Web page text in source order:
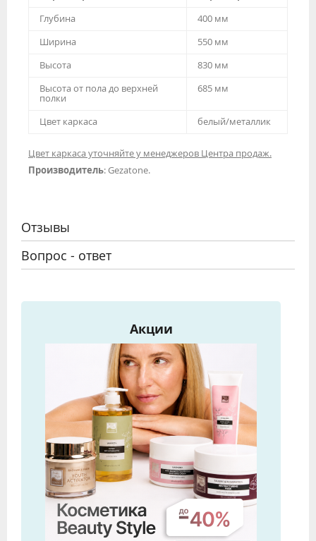
Глубина
400 мм
Ширина
550 мм
Высота
830 мм
Высота от пола до верхней
полки
685 мм
Цвет каркаса белый/металлик
Цвет каркаса уточняйте у менеджеров Центра продаж.
Производитель: Gezatone.
Отзывы
Вопрос - ответ
Акции